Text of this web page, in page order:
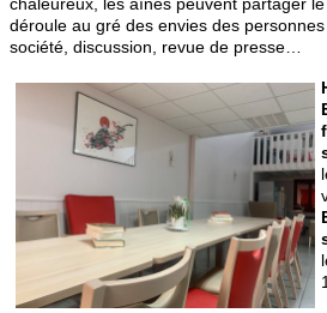
déroule au gré des envies des
société, discussion, revue de presse…